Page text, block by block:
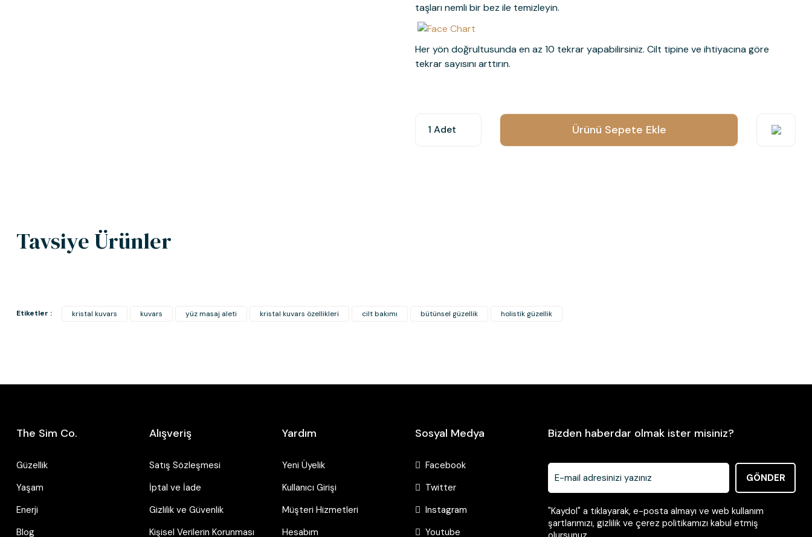
taşları nemli bir bez ile temizleyin.
Her yön doğrultusunda en az 10 tekrar yapabilirsiniz. Cilt tipine ve ihtiyacına göre
tekrar sayısını arttırın.
Bu ürünün fiyat bilgisi, resim, ürün açıklamalarında ve diğer konularda yetersiz gördüğünüz noktaları
öneri formunu kullanarak tarafımıza iletebilirsiniz.
Görüş ve önerileriniz için teşekkür ederiz.
Ürünü Sepete Ekle
Tavsiye Ürünler
5.150,00 TL 3.200,00 TL Pembe Kuvars Gua Sha - Kalp
3.500,00 TL
Etiketler : kristal kuvars kuvars yüz masaj aleti kristal kuvars özellikleri cilt bakımı bütünsel güzellik holistik güzellik
The Sim Co.
Güzellik
Yaşam
Enerji
Blog
Alışveriş
Satış Sözleşmesi
İptal ve İade
Gizlilik ve Güvenlik
Kişisel Verilerin Korunması
Yardım
Yeni Üyelik
Kullanıcı Girişi
Müşteri Hizmetleri
Hesabım
Sosyal Medya
Facebook
Twitter
Instagram
Youtube
Bizden haberdar olmak ister misiniz?
GÖNDER
"Kaydol" a tıklayarak, e-posta almayı ve web kullanım
şartlarımızı, gizlilik ve çerez politikamızı kabul etmiş